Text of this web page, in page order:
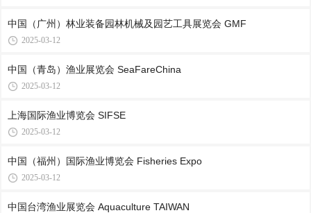
中国（广州）林业装备园林机械及园艺工具展览会 GMF
2025-03-12
中国（青岛）渔业展览会 SeaFareChina
2025-03-12
上海国际渔业博览会 SIFSE
2025-03-12
中国（福州）国际渔业博览会 Fisheries Expo
2025-03-12
中国台湾渔业展览会 Aquaculture TAIWAN